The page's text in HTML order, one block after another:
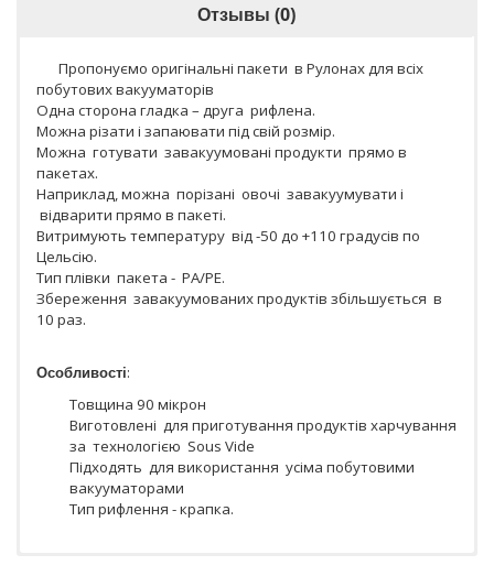
Отзывы (0)
Пропонуємо оригінальні пакети в Рулонах для всіх
побутових вакууматорів
Одна сторона гладка – друга рифлена.
Можна різати і запаювати під свій розмір.
Можна готувати завакуумовані продукти прямо в
пакетах.
Наприклад, можна порізані овочі завакуумувати і
відварити прямо в пакеті.
Витримують температуру від -50 до +110 градусів по
Цельсію.
Тип плівки пакета - PA/PE.
Збереження завакуумованих продуктів збільшується в
10 раз.
Особливості:
Товщина 90 мікрон
Виготовлені для приготування продуктів харчування
за технологією Sous Vide
Підходять для використання усіма побутовими
вакууматорами
Тип рифлення - крапка.